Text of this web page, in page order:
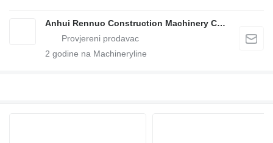
Anhui Rennuo Construction Machinery Co., Ltd
2 godine na Machineryline